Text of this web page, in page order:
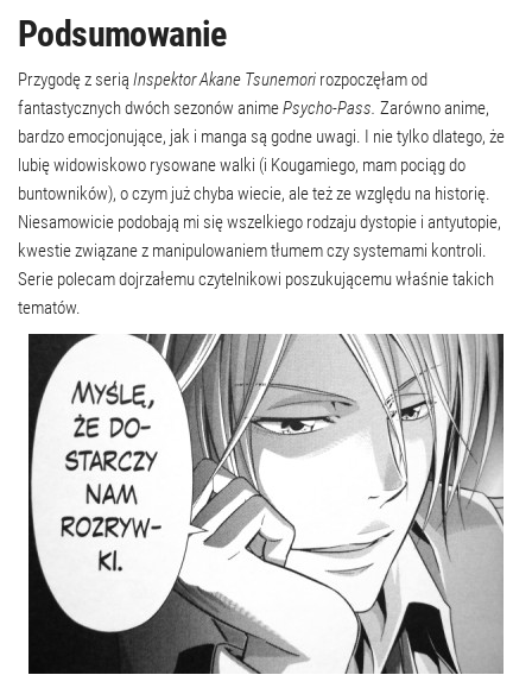
Podsumowanie
Przygodę z serią Inspektor Akane Tsunemori rozpoczęłam od
fantastycznych dwóch sezonów animePsycho-Pass. Zarówno anime,
bardzo emocjonujące, jak i manga są godne uwagi. I nie tylko dlatego, że
lubię widowiskowo rysowane walki (i Kougamiego, mam pociąg do
buntowników), o czym już chyba wiecie, ale też ze względu na historię.
Niesamowicie podobają mi się wszelkiego rodzaju dystopie i antyutopie,
kwestie związane z manipulowaniem tłumem czy systemami kontroli.
Serie polecam dojrzałemu czytelnikowi poszukującemu właśnie takich
tematów.